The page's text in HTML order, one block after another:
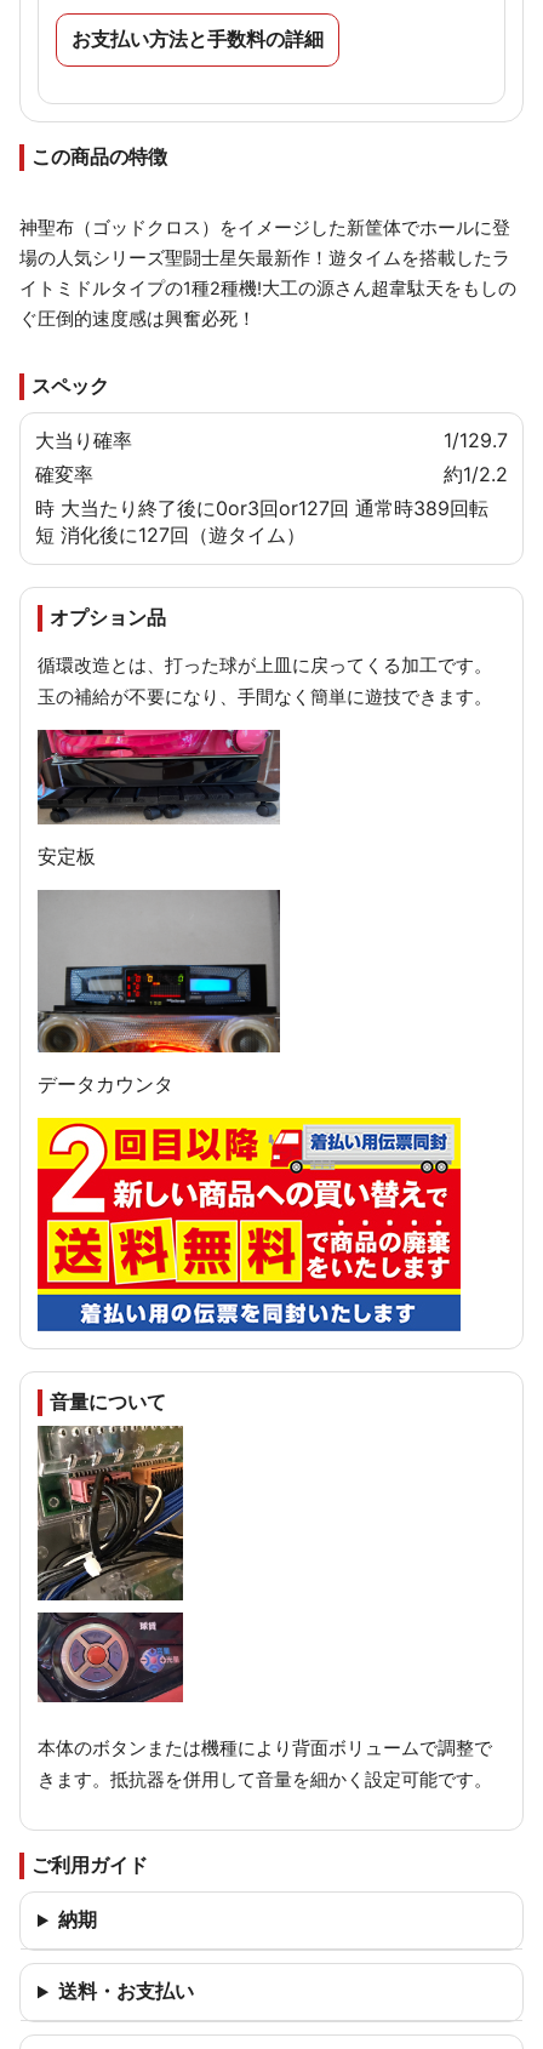
お支払い方法と手数料の詳細
この商品の特徴
神聖布（ゴッドクロス）をイメージした新筐体でホールに登
場の人気シリーズ聖闘士星矢最新作！遊タイムを搭載したラ
イトミドルタイプの1種2種機!大工の源さん超韋駄天をもしの
ぐ圧倒的速度感は興奮必死！
スペック
大当り確率
1/129.7
確変率
約1/2.2
時
短
大当たり終了後に0or3回or127回 通常時389回転
消化後に127回（遊タイム）
オプション品
循環改造とは、打った球が上皿に戻ってくる加工です。
玉の補給が不要になり、手間なく簡単に遊技できます。
安定板
データカウンタ
音量について
本体のボタンまたは機種により背面ボリュームで調整で
きます。抵抗器を併用して音量を細かく設定可能です。
ご利用ガイド
納期
送料・お支払い